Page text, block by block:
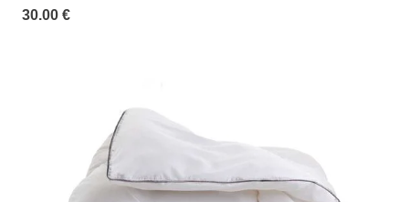
30.00 €